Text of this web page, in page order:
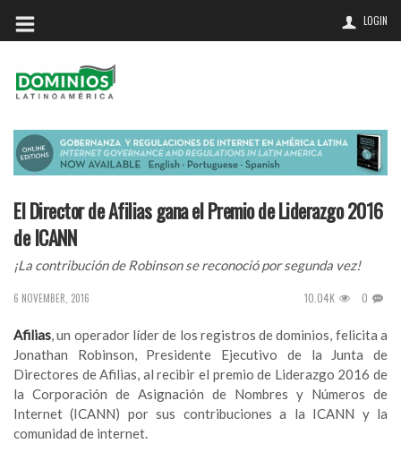
LOGIN
El Director de Afilias gana el Premio de Liderazgo 2016
de ICANN
¡La contribución de Robinson se reconoció por segunda vez!
6 NOVEMBER, 2016 10.04K 0
Afilias, un operador líder de los registros de dominios, felicita a
Jonathan Robinson, Presidente Ejecutivo de la Junta de
Directores de Afilias, al recibir el premio de Liderazgo 2016 de
la Corporación de Asignación de Nombres y Números de
Internet (ICANN) por sus contribuciones a la ICANN y la
comunidad de internet.